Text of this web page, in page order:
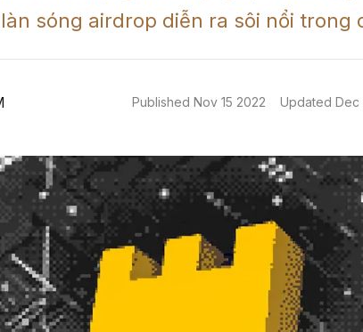
Published Nov 15 2022 Updated Dec